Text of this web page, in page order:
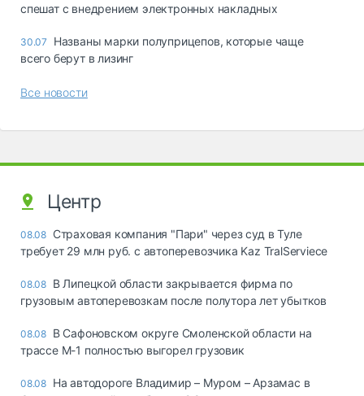
спешат с внедрением электронных накладных
30.07
Названы марки полуприцепов, которые чаще
всего берут в лизинг
Все новости
Центр
08.08 Страховая компания "Пари" через суд в Туле
требует 29 млн руб. с автоперевозчика Kaz TralServiece
08.08 В Липецкой области закрывается фирма по
грузовым автоперевозкам после полутора лет убытков
08.08 В Сафоновском округе Смоленской области на
трассе М-1 полностью выгорел грузовик
08.08 На автодороге Владимир – Муром – Арзамас в